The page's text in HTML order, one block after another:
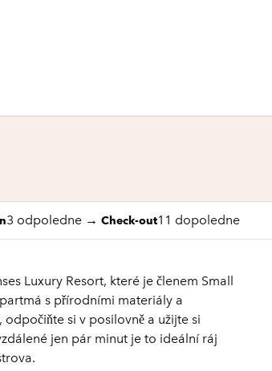
3 odpoledne → Check-out11 dopoledne
Luxury Resort, které je členem Small
s přírodními materiály a
si v posilovně a užijte si
jen pár minut je to ideální ráj